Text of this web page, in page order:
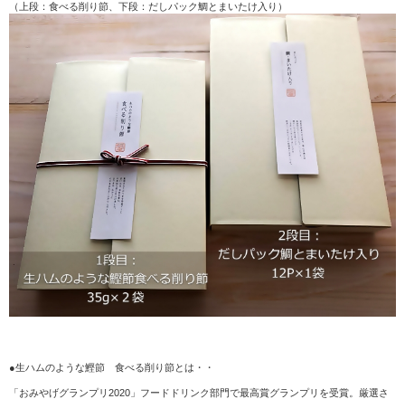
（上段：食べる削り節、下段：だしパック鯛とまいたけ入り）
●生ハムのような鰹節 食べる削り節とは・・
「おみやげグランプリ2020」フードドリンク部門で最高賞グランプリを受賞。厳選さ